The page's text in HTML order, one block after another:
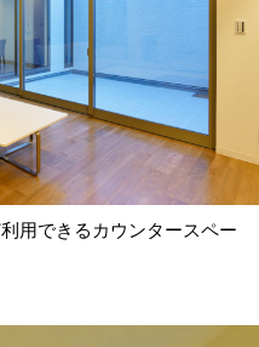
用できるカウンタースペー